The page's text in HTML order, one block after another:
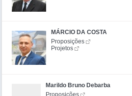
MÁRCIO DA COSTA
Proposições
Projetos
Marildo Bruno Debarba
Proposições